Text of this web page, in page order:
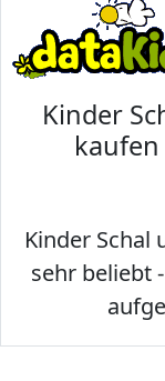
Kinder
Kinder Schal
sehr beliebt